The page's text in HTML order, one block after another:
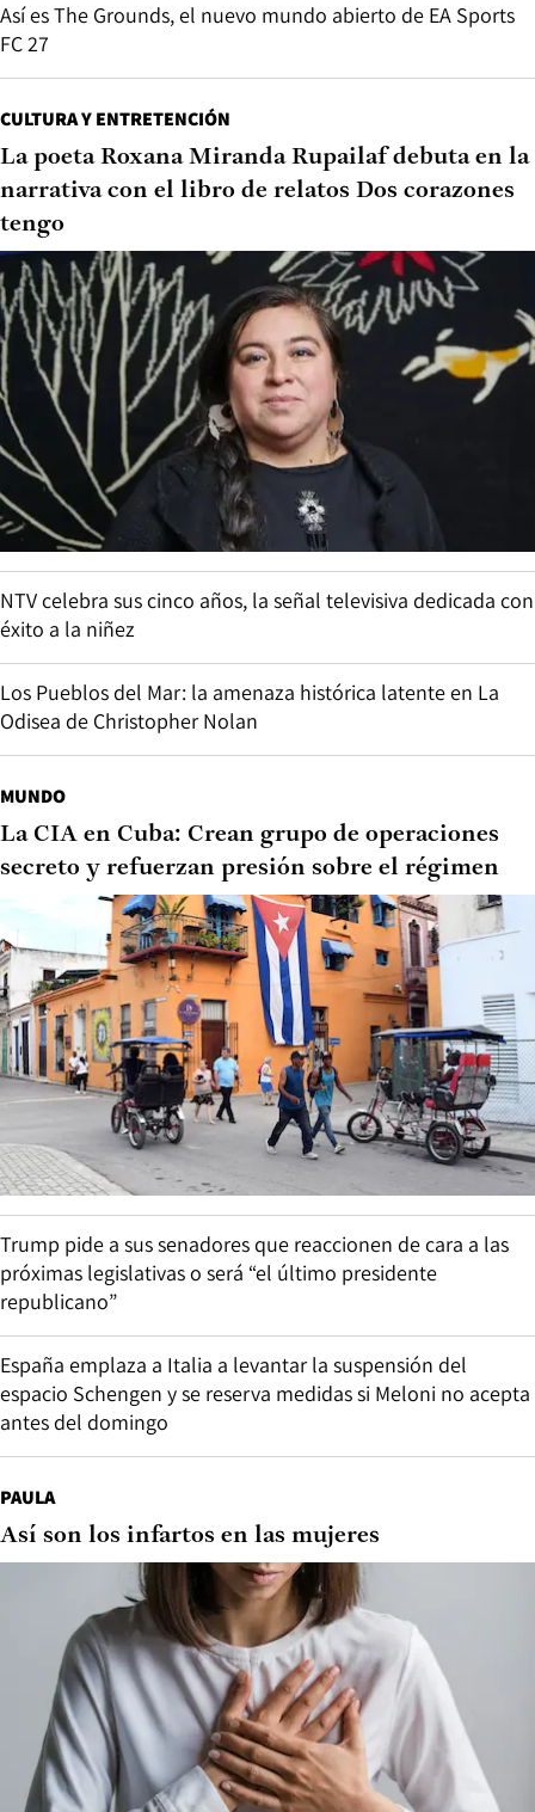
Así es The Grounds, el nuevo mundo abierto de EA Sports
FC 27
CULTURA Y ENTRETENCIÓN
La poeta Roxana Miranda Rupailaf debuta en la
narrativa con el libro de relatos Dos corazones
tengo
NTV celebra sus cinco años, la señal televisiva dedicada con
éxito a la niñez
Los Pueblos del Mar: la amenaza histórica latente en La
Odisea de Christopher Nolan
MUNDO
La CIA en Cuba: Crean grupo de operaciones
secreto y refuerzan presión sobre el régimen
Trump pide a sus senadores que reaccionen de cara a las
próximas legislativas o será “el último presidente
republicano”
España emplaza a Italia a levantar la suspensión del
espacio Schengen y se reserva medidas si Meloni no acepta
antes del domingo
PAULA
Así son los infartos en las mujeres